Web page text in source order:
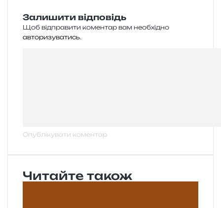
Залишити відповідь
Щоб відправити коментар вам необхідно
авторизуватись.
Читайте також